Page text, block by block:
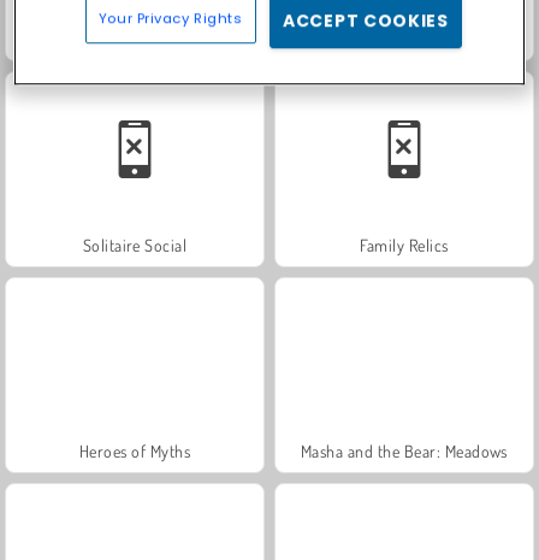
Harvest Honors
Solitaire Social Family Relics
Heroes of Myths Masha and the Bear: Meadows
Your Privacy Rights ACCEPT COOKIES